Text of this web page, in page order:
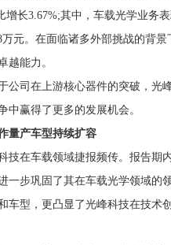
增长3.67%;其中，车载光学业务
万元。在面临诸多外部挑战的背
越能力。
司在上游核心器件的突破，光
中赢得了更多的发展机会。
产车型持续扩容
在车载领域捷报频传。报告期
一步巩固了其在车载光学领域的
车型，更凸显了光峰科技在技术